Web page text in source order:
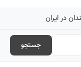
در ایران
جستجو